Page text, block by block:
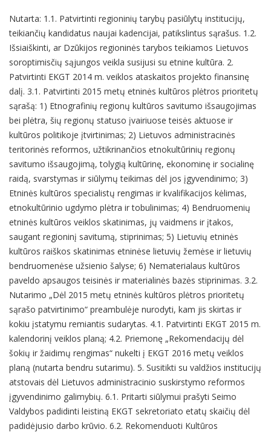
Nutarta: 1.1. Patvirtinti regioninių tarybų pasiūlytų institucijų,
teikiančių kandidatus naujai kadencijai, patikslintus sąrašus. 1.2.
Išsiaiškinti, ar Dzūkijos regioninės tarybos teikiamos Lietuvos
soroptimisčių sąjungos veikla susijusi su etnine kultūra. 2.
Patvirtinti EKGT 2014 m. veiklos ataskaitos projekto finansinę
dalį. 3.1. Patvirtinti 2015 metų etninės kultūros plėtros prioritetų
sąrašą: 1) Etnografinių regionų kultūros savitumo išsaugojimas
bei plėtra, šių regionų statuso įvairiuose teisės aktuose ir
kultūros politikoje įtvirtinimas; 2) Lietuvos administracinės
teritorinės reformos, užtikrinančios etnokultūrinių regionų
savitumo išsaugojimą, tolygią kultūrinę, ekonominę ir socialinę
raidą, svarstymas ir siūlymų teikimas dėl jos įgyvendinimo; 3)
Etninės kultūros specialistų rengimas ir kvalifikacijos kėlimas,
etnokultūrinio ugdymo plėtra ir tobulinimas; 4) Bendruomenių
etninės kultūros veiklos skatinimas, jų vaidmens ir įtakos,
saugant regioninį savitumą, stiprinimas; 5) Lietuvių etninės
kultūros raiškos skatinimas etninėse lietuvių žemėse ir lietuvių
bendruomenėse užsienio šalyse; 6) Nematerialaus kultūros
paveldo apsaugos teisinės ir materialinės bazės stiprinimas. 3.2.
Nutarimo „Dėl 2015 metų etninės kultūros plėtros prioritetų
sąrašo patvirtinimo“ preambulėje nurodyti, kam jis skirtas ir
kokiu įstatymu remiantis sudarytas. 4.1. Patvirtinti EKGT 2015 m.
kalendorinį veiklos planą; 4.2. Priemonę „Rekomendacijų dėl
šokių ir žaidimų rengimas“ nukelti į EKGT 2016 metų veiklos
planą (nutarta bendru sutarimu). 5. Susitikti su valdžios institucijų
atstovais dėl Lietuvos administracinio suskirstymo reformos
įgyvendinimo galimybių. 6.1. Pritarti siūlymui prašyti Seimo
Valdybos padidinti leistiną EKGT sekretoriato etatų skaičių dėl
padidėjusio darbo krūvio. 6.2. Rekomenduoti Kultūros